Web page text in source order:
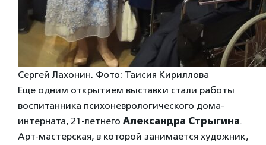
Сергей Лахонин. Фото: Таисия Кириллова
Еще одним открытием выставки стали работы
воспитанника психоневрологического дома-
интерната, 21-летнего Александра Стрыгина.
Арт-мастерская, в которой занимается художник,